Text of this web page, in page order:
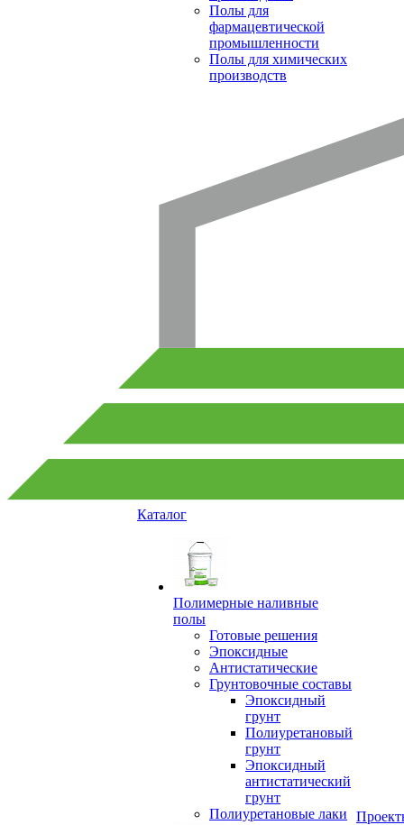
Полы для
фармацевтической
промышленности
Полы для химических
производств
Каталог
Полимерные наливные
полы
Готовые решения
Эпоксидные
Антистатические
Грунтовочные составы
Эпоксидный
грунт
Полиуретановый
грунт
Эпоксидный
антистатический
грунт
Полиуретановые лаки